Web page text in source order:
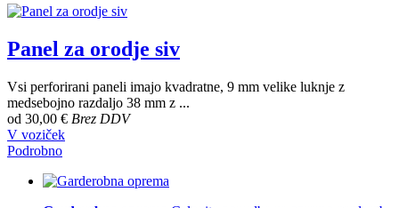
Panel za orodje siv
Vsi perforirani paneli imajo kvadratne, 9 mm velike luknje z
medsebojno razdaljo 38 mm z ...
od 30,00 € Brez DDV
V voziček
Podrobno